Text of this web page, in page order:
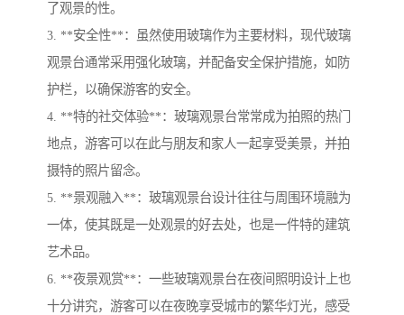
了观景的性。
3. **安全性**：虽然使用玻璃作为主要材料，现代玻璃
观景台通常采用强化玻璃，并配备安全保护措施，如防
护栏，以确保游客的安全。
4. **特的社交体验**：玻璃观景台常常成为拍照的热门
地点，游客可以在此与朋友和家人一起享受美景，并拍
摄特的照片留念。
5. **景观融入**：玻璃观景台设计往往与周围环境融为
一体，使其既是一处观景的好去处，也是一件特的建筑
艺术品。
6. **夜景观赏**：一些玻璃观景台在夜间照明设计上也
十分讲究，游客可以在夜晚享受城市的繁华灯光，感受